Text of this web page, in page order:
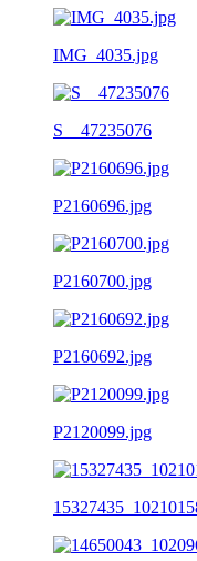
IMG_4035.jpg
S__47235076
P2160696.jpg
P2160700.jpg
P2160692.jpg
P2120099.jpg